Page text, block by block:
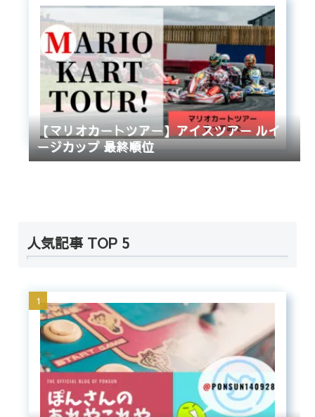
【マリオカートツアー】アイスツアー ルイ
ージカップ 最終順位
人気記事 TOP 5